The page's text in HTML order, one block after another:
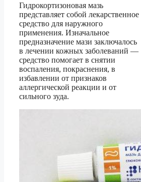
Гидрокортизоновая мазь
представляет собой лекарственное
средство для наружного
применения. Изначальное
предназначение мази заключалось
в лечении кожных заболеваний —
средство помогает в снятии
воспаления, покраснения, в
избавлении от признаков
аллергической реакции и от
сильного зуда.